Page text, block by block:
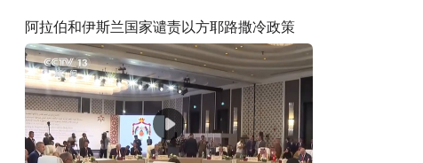
阿拉伯和伊斯兰国家谴责以方耶路撒冷政策